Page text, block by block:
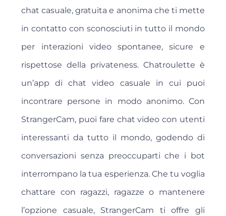
chat casuale, gratuita e anonima che ti mette
in contatto con sconosciuti in tutto il mondo
per interazioni video spontanee, sicure e
rispettose della privateness. Chatroulette è
un’app di chat video casuale in cui puoi
incontrare persone in modo anonimo. Con
StrangerCam, puoi fare chat video con utenti
interessanti da tutto il mondo, godendo di
conversazioni senza preoccuparti che i bot
interrompano la tua esperienza. Che tu voglia
chattare con ragazzi, ragazze o mantenere
l’opzione casuale, StrangerCam ti offre gli